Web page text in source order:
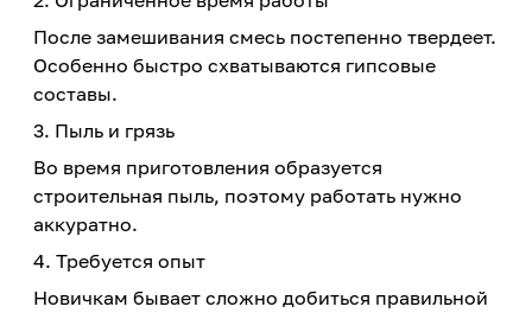
После замешивания смесь постепенно твердеет.
Особенно быстро схватываются гипсовые
составы.
3. Пыль и грязь
Во время приготовления образуется
строительная пыль, поэтому работать нужно
аккуратно.
4. Требуется опыт
Новичкам бывает сложно добиться правильной